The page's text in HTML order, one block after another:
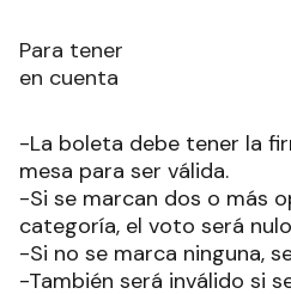
Para tener
en cuenta
-La boleta debe tener la
mesa para ser válida.
-Si se marcan dos o más
categoría, el voto será
-Si no se marca ninguna,
-También será inválido si